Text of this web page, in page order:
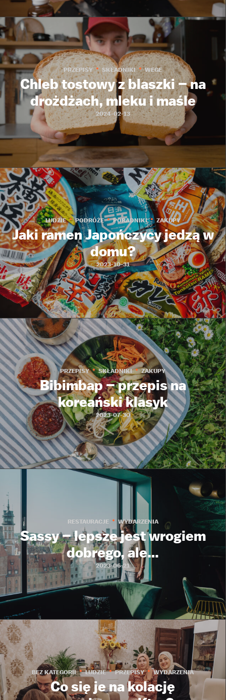
PRZEPISY SKŁADNIKI WEGE
Chleb tostowy z blaszki – na
drożdżach, mleku i maśle
2024-02-13
LUDZIE PODRÓŻE PORADNIKI ZAKUPY
Jaki ramen Japończycy jedzą w
domu?
2023-10-31
PRZEPISY SKŁADNIKI ZAKUPY
Bibimbap – przepis na
koreański klasyk
2023-07-30
RESTAURACJE WYDARZENIA
Sassy – lepsze jest wrogiem
dobrego, ale…
2023-06-21
BEZ KATEGORII LUDZIE PRZEPISY WYDARZENIA
Co się je na kolację